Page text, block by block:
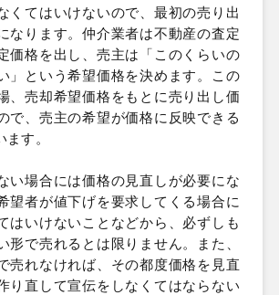
くてはいけないので、最初の売り出
なります。仲介業者は不動産の査定
価格を出し、売主は「このくらいの
」という希望価格を決めます。この
、売却希望価格をもとに売り出し価
で、売主の希望が価格に反映できる
す。
い場合には価格の見直しが必要にな
望者が値下げを要求してくる場合に
はいけないことなどから、必ずしも
形で売れるとは限りません。また、
売れなければ、その都度価格を見直
り直して宣伝をしなくてはならない